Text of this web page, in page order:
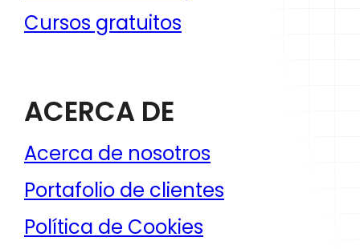
Cursos gratuitos
ACERCA DE
Acerca de nosotros
Portafolio de clientes
Política de Cookies